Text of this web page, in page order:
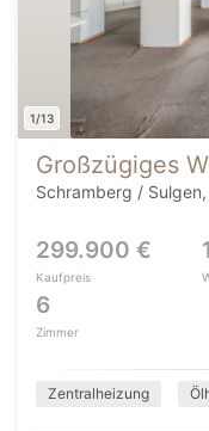
1/13
Großzügiges
Schramberg /
299.900 €
Kaufpreis
6
Zimmer
Zentralheizung